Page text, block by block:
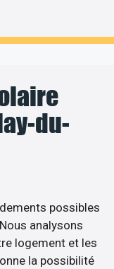
du-
possibles
analysons
logement et les
la possibilité